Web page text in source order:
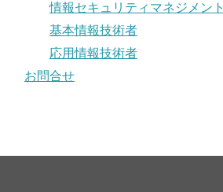
情報セキュリティマネジメント
基本情報技術者
応用情報技術者
お問合せ